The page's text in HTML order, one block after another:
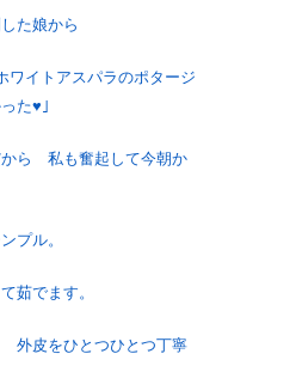
た娘から
イトアスパラのポタージ
た♥｣
から 私も奮起して今朝か
プル。
茹でます。
外皮をひとつひとつ丁寧